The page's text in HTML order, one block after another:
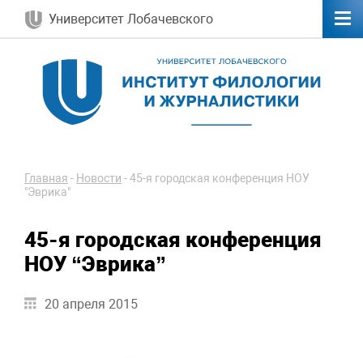
Университет Лобачевского
Главная - Новости -45-я городская конференция НОУ
"Эврика"
45-я городская конференция
НОУ “Эврика”
20 апреля 2015